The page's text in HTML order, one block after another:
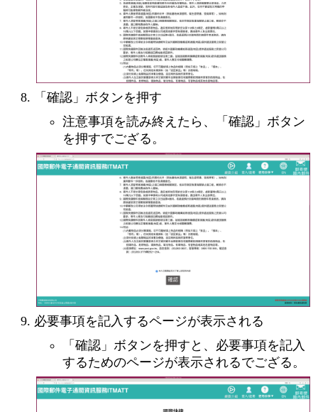
「確認」ボタンを押す
注意事項を読み終えたら、「確認」ボタン
を押すでござる。
必要事項を記入するページが表示される
「確認」ボタンを押すと、必要事項を記入
するためのページが表示されるでござる。